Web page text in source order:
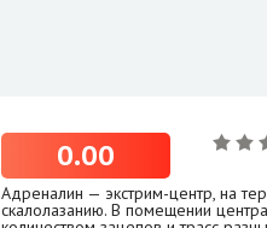
0.00
Адреналин — экстрим-центр, на
скалолазанию. В помещении